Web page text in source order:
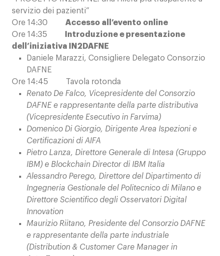
servizio dei pazienti”
Ore 14:30 Accesso all’evento online
Ore 14:35
Introduzione e presentazione
dell’iniziativa IN2DAFNE
Daniele Marazzi, Consigliere Delegato Consorzio
DAFNE
Ore 14:45 Tavola rotonda
Renato De Falco, Vicepresidente del Consorzio
DAFNE e rappresentante della parte distributiva
(Vicepresidente Esecutivo in Farvima)
Domenico Di Giorgio, Dirigente Area Ispezioni e
Certificazioni di AIFA
Pietro Lanza, Direttore Generale di Intesa (Gruppo
IBM) e Blockchain Director di IBM Italia
Alessandro Perego, Direttore del Dipartimento di
Ingegneria Gestionale del Politecnico di Milano e
Direttore Scientifico degli Osservatori Digital
Innovation
Maurizio Riitano, Presidente del Consorzio DAFNE
e rappresentante della parte industriale
(Distribution & Customer Care Manager in